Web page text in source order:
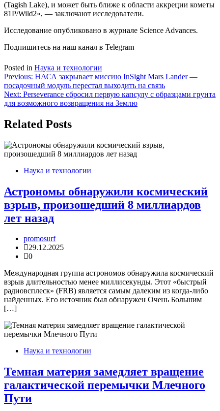
(Tagish Lake), и может быть ближе к области аккреции кометы
81P/Wild2», — заключают исследователи.
Исследование опубликовано в журнале Science Advances.
Подпишитесь на наш канал в Telegram
Posted in Наука и технологии
Навигация
по
записям
Previous: НАСА закрывает миссию InSight Mars Lander —
посадочный модуль перестал выходить на связь
Next: Perseverance сбросил первую капсулу с образцами грунта
для возможного возвращения на Землю
Related Posts
Наука и технологии
Астрономы обнаружили космический
взрыв, произошедший 8 миллиардов
лет назад
promosurf
29.12.2025
0
Международная группа астрономов обнаружила космический
взрыв длительностью менее миллисекунды. Этот «быстрый
радиовсплеск» (FRB) является самым далеким из когда-либо
найденных. Его источник был обнаружен Очень Большим
[…]
Наука и технологии
Темная материя замедляет вращение
галактической перемычки Млечного
Пути